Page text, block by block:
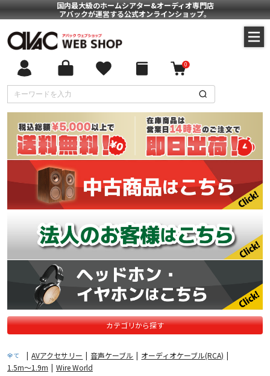
国内最大級のホームシアター&オーディオ専門店
アバックが運営する公式オンラインショップ。
0
カテゴリから探す
全て | AVアクセサリー | 音声ケーブル | オーディオケーブル(RCA) |
1.5m〜1.9m | Wire World